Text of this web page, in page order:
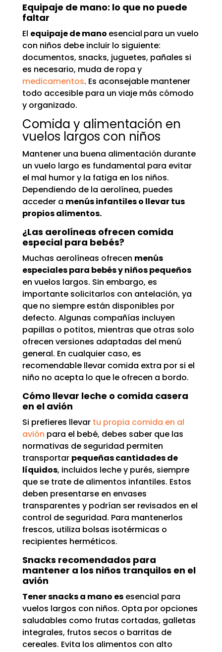
Equipaje de mano: lo que no puede
faltar
El equipaje de mano esencial para un vuelo
con niños debe incluir lo siguiente:
documentos, snacks, juguetes, pañales si
es necesario, muda de ropa y
medicamentos. Es aconsejable mantener
todo accesible para un viaje más cómodo
y organizado.
Comida y alimentación en
vuelos largos con niños
Mantener una buena alimentación durante
un vuelo largo es fundamental para evitar
el mal humor y la fatiga en los niños.
Dependiendo de la aerolínea, puedes
acceder a menús infantiles o llevar tus
propios alimentos.
¿Las aerolíneas ofrecen comida
especial para bebés?
Muchas aerolíneas ofrecen menús
especiales para bebés y niños pequeños
en vuelos largos. Sin embargo, es
importante solicitarlos con antelación, ya
que no siempre están disponibles por
defecto. Algunas compañías incluyen
papillas o potitos, mientras que otras solo
ofrecen versiones adaptadas del menú
general. En cualquier caso, es
recomendable llevar comida extra por si el
niño no acepta lo que le ofrecen a bordo.
Cómo llevar leche o comida casera
en el avión
Si prefieres llevar tu propia comida en al
avión para el bebé, debes saber que las
normativas de seguridad permiten
transportar pequeñas cantidades de
líquidos, incluidos leche y purés, siempre
que se trate de alimentos infantiles. Estos
deben presentarse en envases
transparentes y podrían ser revisados en el
control de seguridad. Para mantenerlos
frescos, utiliza bolsas isotérmicas o
recipientes herméticos.
Snacks recomendados para
mantener a los niños tranquilos en el
avión
Tener snacks a mano esesencial para
vuelos largos con niños. Opta por opciones
saludables como frutas cortadas, galletas
integrales, frutos secos o barritas de
cereales. Evita los alimentos con alto